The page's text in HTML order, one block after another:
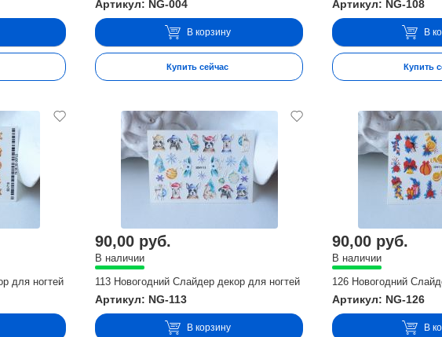
Артикул: NG-004
В корзину
Купить сейчас
Артикул: NG-108
В
Купить
для ногтей
90,00 руб.
В наличии
113 Новогодний Слайдер декор для ногтей
Артикул: NG-113
В корзину
90,00 руб.
В наличии
126 Новогодний
Артикул: NG-126
В